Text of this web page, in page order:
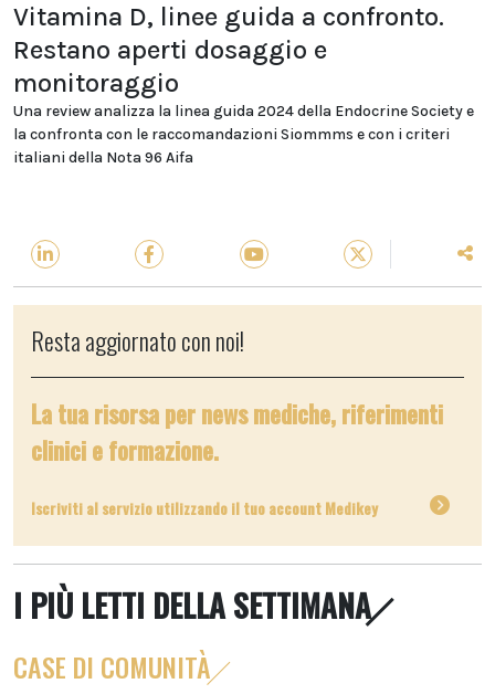
Vitamina D, linee guida a confronto.
Restano aperti dosaggio e
monitoraggio
Una review analizza la linea guida 2024 della Endocrine Society e
la confronta con le raccomandazioni Siommms e con i criteri
italiani della Nota 96 Aifa
Resta aggiornato con noi!
La tua risorsa per news mediche, riferimenti
clinici e formazione.
Iscriviti al servizio utilizzando il tuo account Medikey
I PIÙ LETTI DELLA SETTIMANA
CASE DI COMUNITÀ